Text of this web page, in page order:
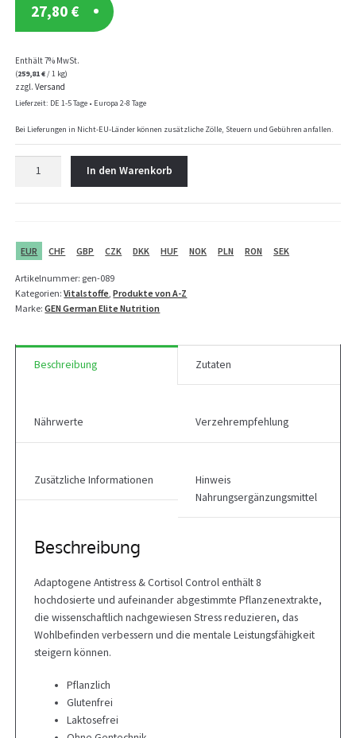
27,80 €
Enthält 7% MwSt.
(259,81€/ 1 kg)
zzgl.Versand
Lieferzeit: DE 1-5 Tage • Europa 2-8 Tage
Bei Lieferungen in Nicht-EU-Länder können zusätzliche Zölle, Steuern und Gebühren anfallen.
Control
120
Kapseln
In den Warenkorb
EUR CHF GBP CZK DKK HUF NOK PLN RON SEK
Artikelnummer: gen-089
Kategorien:Vitalstoffe ,Produkte von A-Z
Marke:GEN German Elite Nutrition
Beschreibung Zutaten
Nährwerte Verzehrempfehlung
Zusätzliche Informationen
Hinweis
Nahrungsergänzungsmittel
Beschreibung
Adaptogene Antistress & Cortisol Control enthält 8
hochdosierte und aufeinander abgestimmte Pflanzenextrakte,
die wissenschaftlich nachgewiesen Stress reduzieren, das
Wohlbefinden verbessern und die mentale Leistungsfähigkeit
steigern können.
Pflanzlich
Glutenfrei
Laktosefrei